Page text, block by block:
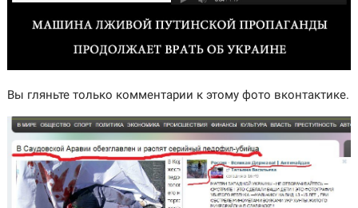
Вы гляньте только комментарии к этому фото вконтактике.